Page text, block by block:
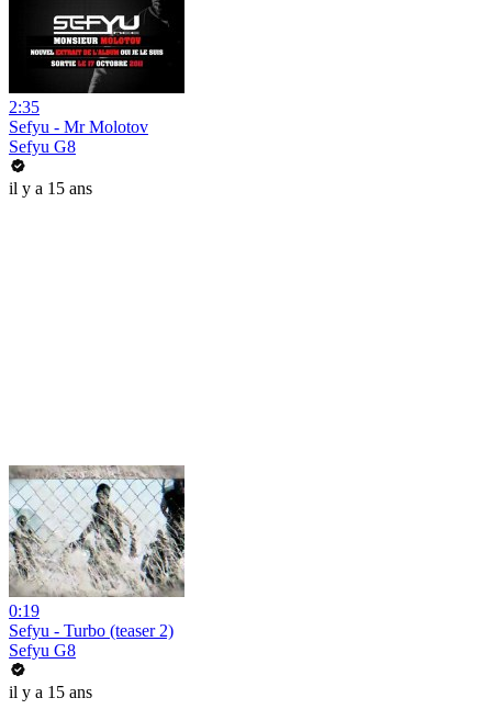
2:35
Sefyu - Mr Molotov
Sefyu G8
il y a 15 ans
0:19
Sefyu - Turbo (teaser 2)
Sefyu G8
il y a 15 ans